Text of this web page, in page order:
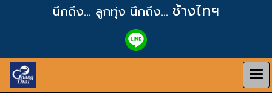
นึกถึง... ลูกทุ่ง นึกถึง... ช้างไทฯ